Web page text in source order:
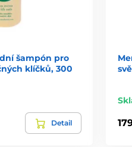
šampón pro
klíčků, 300
Detail